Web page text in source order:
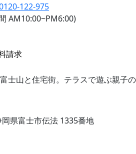
122-975
AM10:00~PM6:00)
請求
県富士市伝法 1335番地